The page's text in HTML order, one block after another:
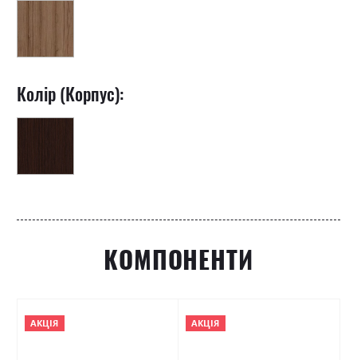
Колір (Корпус):
КОМПОНЕНТИ
АКЦІЯ АКЦІЯ